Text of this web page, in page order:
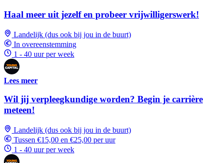
Haal meer uit jezelf en probeer vrijwilligerswerk!
Landelijk (dus ook bij jou in de buurt)
In overeenstemming
1 - 40 uur per week
Lees meer
Wil jij verpleegkundige worden? Begin je carrière
meteen!
Landelijk (dus ook bij jou in de buurt)
Tussen €15,00 en €25,00 per uur
1 - 40 uur per week